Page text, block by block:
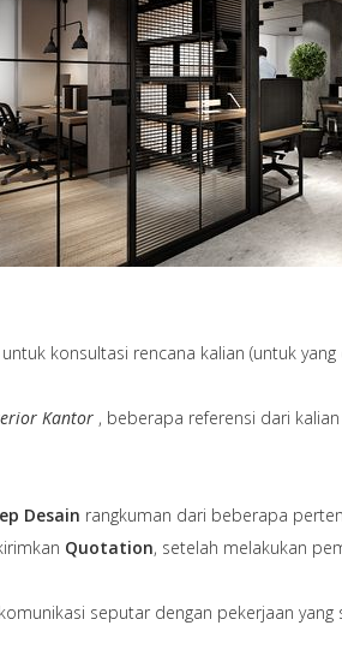
konsultasi rencana kalian (untuk
Kantor , beberapa referensi dari
Desain rangkuman dari beberapa
Quotation, setelah melakukan
seputar dengan pekerjaan